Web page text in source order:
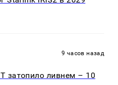
9 часов назад
затопило ливнем – 10